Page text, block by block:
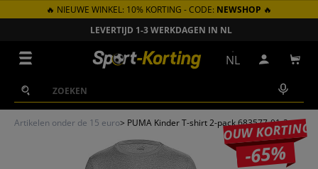
GA NAAR INHOUD
🔥 NIEUWE WINKEL: 10% KORTING - CODE: NEWSHOP 🔥
LEVERTIJD 1-3 WERKDAGEN IN NL
Zoeken
Zoeken
NL Inloggen
Artikelen onder de 15 euro> PUMA Kinder T-shirt 2-pack 683577-01-2
JOUW KORTING
-65%